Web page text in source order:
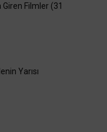
Filmler (31
Yarısı